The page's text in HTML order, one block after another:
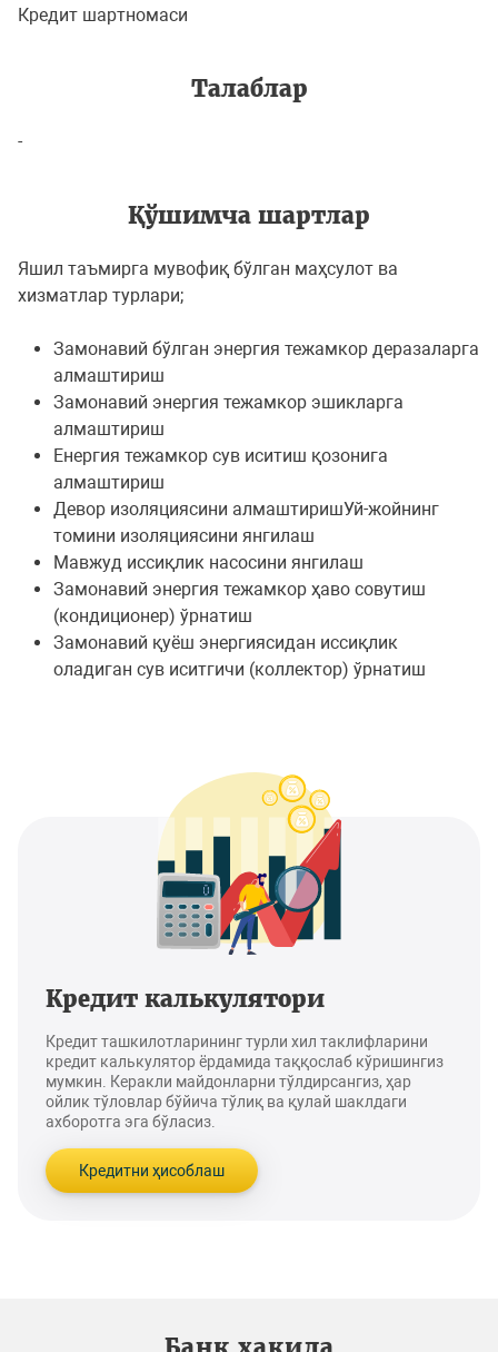
Кредит шартномаси
Талаблар
-
Қўшимча шартлар
Яшил таъмирга мувофиқ бўлган маҳсулот ва
хизматлар турлари;
Замонавий бўлган энергия тежамкор деразаларга
алмаштириш
Замонавий энергия тежамкор эшикларга
алмаштириш
Енергия тежамкор сув иситиш қозонига
алмаштириш
Девор изоляциясини алмаштиришУй-жойнинг
томини изоляциясини янгилаш
Мавжуд иссиқлик насосини янгилаш
Замонавий энергия тежамкор ҳаво совутиш
(кондиционер) ўрнатиш
Замонавий қуёш энергиясидан иссиқлик
оладиган сув иситгичи (коллектор) ўрнатиш
Кредит калькулятори
Кредит ташкилотларининг турли хил таклифларини
кредит калькулятор ёрдамида таққослаб кўришингиз
мумкин. Керакли майдонларни тўлдирсангиз, ҳар
ойлик тўловлар бўйича тўлиқ ва қулай шаклдаги
ахборотга эга бўласиз.
Кредитни ҳисоблаш